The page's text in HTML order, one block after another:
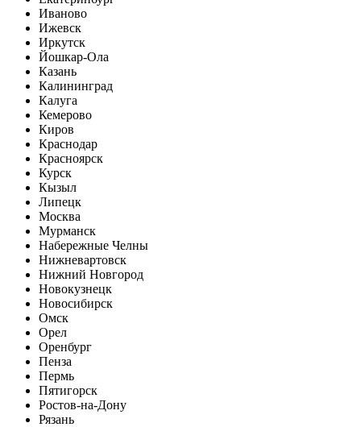
Иваново
Ижевск
Иркутск
Йошкар-Ола
Казань
Калининград
Калуга
Кемерово
Киров
Краснодар
Красноярск
Курск
Кызыл
Липецк
Москва
Мурманск
Набережные Челны
Нижневартовск
Нижний Новгород
Новокузнецк
Новосибирск
Омск
Орел
Оренбург
Пенза
Пермь
Пятигорск
Ростов-на-Дону
Рязань